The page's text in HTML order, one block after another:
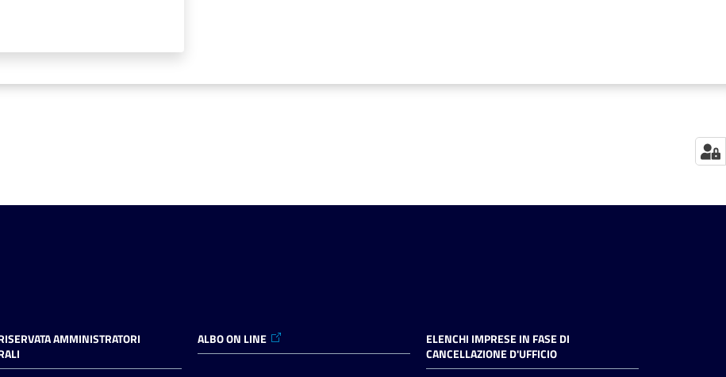
AMMINISTRATORI
ALBO ON LINE
ELENCHI IMPRESE IN FASE DI
CANCELLAZIONE D'UFFICIO